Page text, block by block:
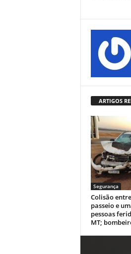
ARTIGOS
Segurança
Colisão
passeio e
pessoas
MT;